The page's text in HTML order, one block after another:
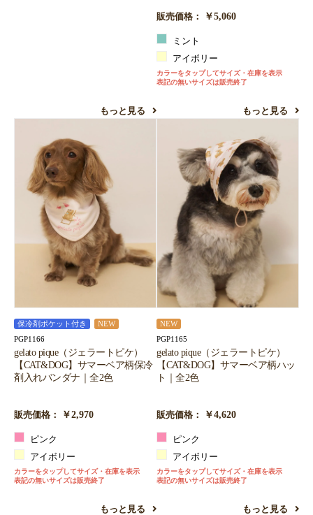
もっと見る
販売価格： ￥5,060
ミント
アイボリー
カラーをタップしてサイズ・在庫を表示
表記の無いサイズは販売終了
もっと見る
保冷剤ポケット付き NEW
PGP1166
gelato pique（ジェラートピケ）
【CAT&DOG】サマーベア柄保冷
剤入れバンダナ｜全2色
販売価格： ￥2,970
ピンク
アイボリー
カラーをタップしてサイズ・在庫を表示
表記の無いサイズは販売終了
もっと見る
NEW
PGP1165
gelato pique（ジェラートピケ）
【CAT&DOG】サマーベア柄ハッ
ト｜全2色
販売価格： ￥4,620
ピンク
アイボリー
カラーをタップしてサイズ・在庫を表示
表記の無いサイズは販売終了
もっと見る